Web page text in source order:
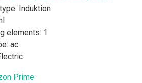
Induktion
elements: 1
ac